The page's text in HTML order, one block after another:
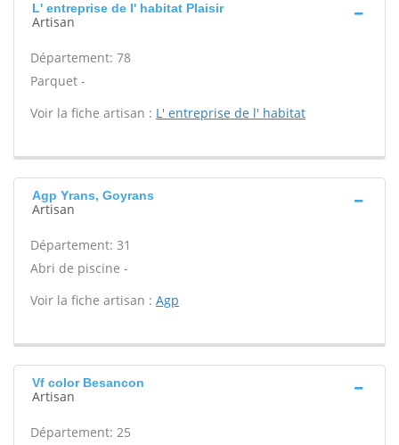
L' entreprise de l' habitat Plaisir
Artisan
Département: 78
Parquet -
Voir la fiche artisan : L' entreprise de l' habitat
Agp Yrans, Goyrans
Artisan
Département: 31
Abri de piscine -
Voir la fiche artisan : Agp
Vf color Besancon
Artisan
Département: 25